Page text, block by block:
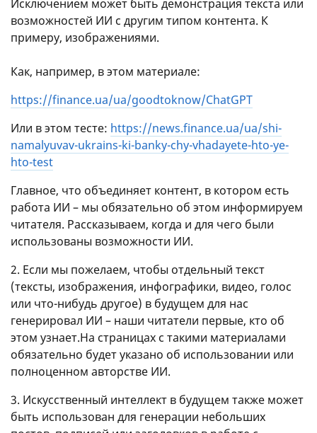
Исключением может быть демонстрация текста или
возможностей ИИ с другим типом контента. К
примеру, изображениями.
Как, например, в этом материале:
https://finance.ua/ua/goodtoknow/ChatGPT
Или в этом тесте: https://news.finance.ua/ua/shi-
namalyuvav-ukrains-ki-banky-chy-vhadayete-hto-ye-
hto-test
Главное, что объединяет контент, в котором есть
работа ИИ – мы обязательно об этом информируем
читателя. Рассказываем, когда и для чего были
использованы возможности ИИ.
2. Если мы пожелаем, чтобы отдельный текст
(тексты, изображения, инфографики, видео, голос
или что-нибудь другое) в будущем для нас
генерировал ИИ – наши читатели первые, кто об
этом узнает.На страницах с такими материалами
обязательно будет указано об использовании или
полноценном авторстве ИИ.
3. Искусственный интеллект в будущем также может
быть использован для генерации небольших